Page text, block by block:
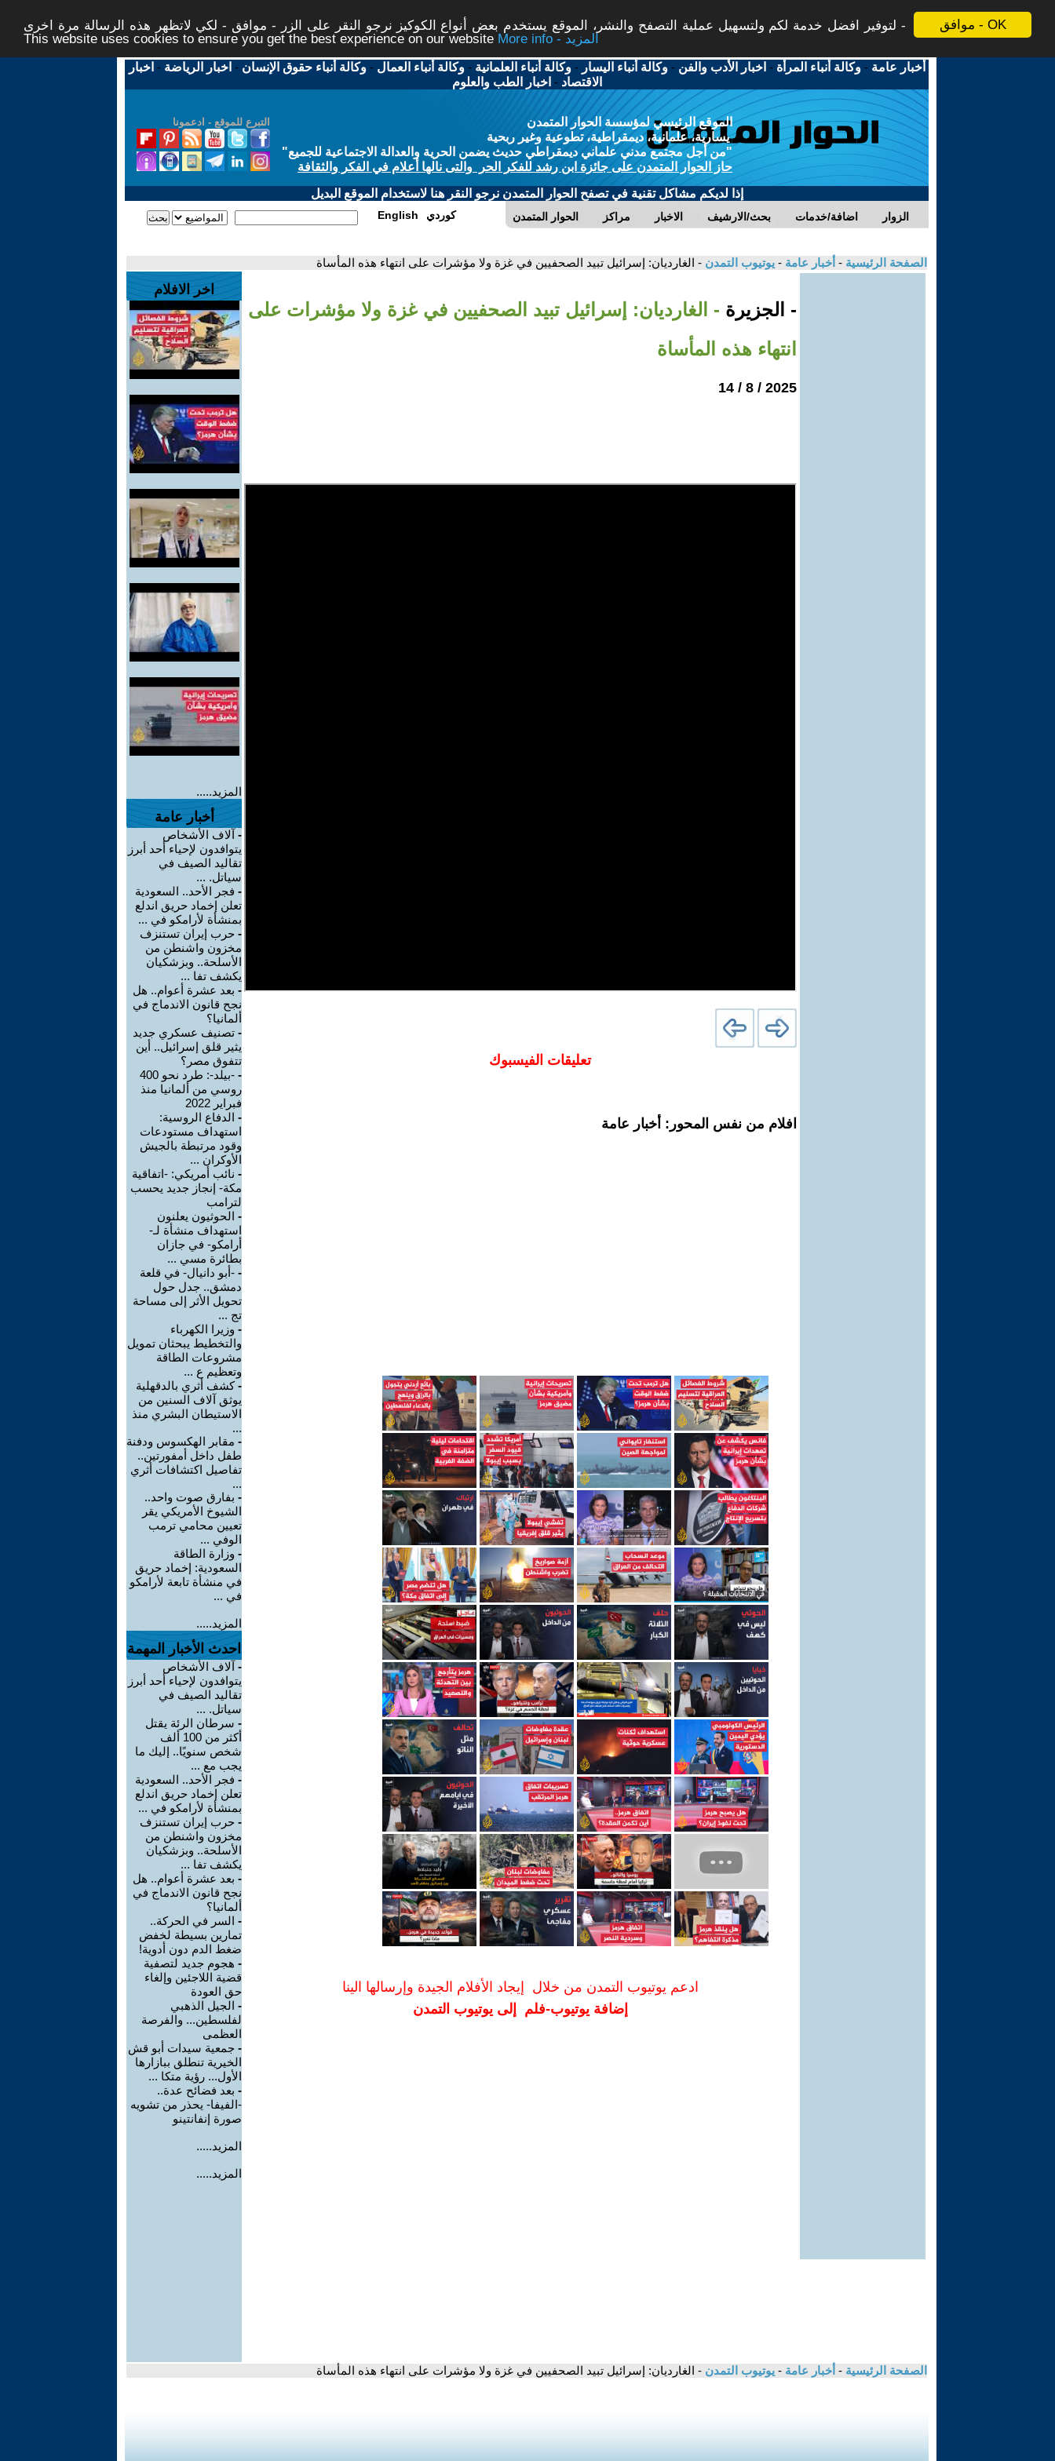
موافق - OK
لتوفير افضل خدمة لكم ولتسهيل عملية التصفح والنشر، الموقع يستخدم بعض أنواع الكوكيز نرجو النقر على الزر - موافق - لكي لاتظهر هذه الرسالة مرة اخرى -
This website uses cookies to ensure you get the best experience on our website
More info - المزيد
أخبار عامة -وكالة أنباء المرأة - اخبار الأدب والفن -وكالة أنباء اليسار -وكالة أنباء العلمانية -وكالة أنباء العمال -وكالة أنباء حقوق الإنسان - اخبار الرياضة - اخبار
الاقتصاد - اخبار الطب والعلوم
التبرع للموقع - ادعمونا
الموقع الرئيسي لمؤسسة الحوار المتمدن
يسارية، علمانية، ديمقراطية، تطوعية وغير ربحية
"من أجل مجتمع مدني علماني ديمقراطي حديث يضمن الحرية والعدالة الاجتماعية للجميع"
حاز الحوار المتمدن على جائزة ابن رشد للفكر الحر والتى نالها أعلام في الفكر والثقافة
إذا لديكم مشاكل تقنية في تصفح الحوار المتمدن نرجو النقر هنا لاستخدام الموقع البديل
الحوار المتمدن مراكز الاخبار بحث/الارشيف اضافة/خدمات الزوار English كوردي
الصفحة الرئيسية - أخبار عامة - يوتيوب التمدن - الغارديان: إسرائيل تبيد الصحفيين في غزة ولا مؤشرات على انتهاء هذه المأساة
- الجزيرة - الغارديان: إسرائيل تبيد الصحفيين في غزة ولا مؤشرات على
انتهاء هذه المأساة
2025 / 8 / 14
تعليقات الفيسبوك
افلام من نفس المحور: أخبار عامة
ادعم يوتيوب التمدن من خلال إيجاد الأفلام الجيدة وإرسالها الينا
إضافة يوتيوب-فلم إلى يوتيوب التمدن
اخر الافلام
المزيد.....
أخبار عامة
- آلاف الأشخاص
يتوافدون لإحياء أحد أبرز
تقاليد الصيف في
سياتل. ...
- فجر الأحد.. السعودية
تعلن إخماد حريق اندلع
بمنشأة لأرامكو في ...
- حرب إيران تستنزف
مخزون واشنطن من
الأسلحة.. وبزشكيان
يكشف تفا ...
- بعد عشرة أعوام.. هل
نجح قانون الاندماج في
ألمانيا؟
- تصنيف عسكري جديد
يثير قلق إسرائيل.. أين
تتفوق مصر؟
-
-بيلد-: طرد نحو 400
روسي من ألمانيا منذ
فبراير 2022
- الدفاع الروسية:
استهداف مستودعات
وقود مرتبطة بالجيش
الأوكران ...
- نائب أمريكي: -اتفاقية
مكة- إنجاز جديد يحسب
لترامب
- الحوثيون يعلنون
استهداف منشأة لـ-
أرامكو- في جازان
بطائرة مسي ...
- -أبو دانيال- في قلعة
دمشق.. جدل حول
تحويل الأثر إلى مساحة
تج ...
- وزيرا الكهرباء
والتخطيط يبحثان تمويل
مشروعات الطاقة
وتعظيم ع ...
-كشف أثري بالدقهلية
يوثق آلاف السنين من
الاستيطان البشري منذ
...
- مقابر الهكسوس ودفنة
طفل داخل أمفورتين..
تفاصيل اكتشافات أثري
...
- بفارق صوت واحد..
الشيوخ الأمريكي يقر
تعيين محامي ترمب
الوفي ...
- وزارة الطاقة
السعودية: إخماد حريق
في منشأة تابعة لأرامكو
في ...
المزيد.....
احدث الأخبار المهمة
- آلاف الأشخاص
يتوافدون لإحياء أحد أبرز
تقاليد الصيف في
سياتل. ...
- سرطان الرئة يقتل
أكثر من 100 ألف
شخص سنويًا.. إليك ما
يجب مع ...
- فجر الأحد.. السعودية
تعلن إخماد حريق اندلع
بمنشأة لأرامكو في ...
- حرب إيران تستنزف
مخزون واشنطن من
الأسلحة.. وبزشكيان
يكشف تفا ...
- بعد عشرة أعوام.. هل
نجح قانون الاندماج في
ألمانيا؟
- السر في الحركة..
تمارين بسيطة لخفض
ضغط الدم دون أدوية!
- هجوم جديد لتصفية
قضية اللاجئين وإلغاء
حق العودة
- الجيل الذهبي
لفلسطين... والفرصة
العظمى
- جمعية سيدات أبو قش
الخيرية تنطلق ببازارها
الأول... رؤية متكا ...
- بعد فضائح عدة..
-الفيفا- يحذر من تشويه
صورة إنفانتينو
المزيد.....
المزيد.....
الصفحة الرئيسية - أخبار عامة - يوتيوب التمدن - الغارديان: إسرائيل تبيد الصحفيين في غزة ولا مؤشرات على انتهاء هذه المأساة